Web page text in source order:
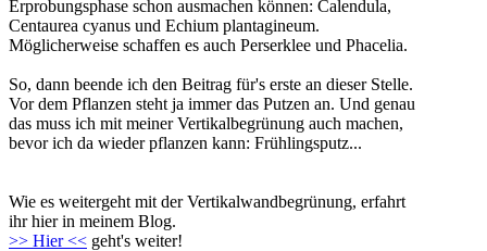
Erprobungsphase schon ausmachen können: Calendula,
Centaurea cyanus und Echium plantagineum.
Möglicherweise schaffen es auch Perserklee und Phacelia.
So, dann beende ich den Beitrag für's erste an dieser Stelle.
Vor dem Pflanzen steht ja immer das Putzen an. Und genau
das muss ich mit meiner Vertikalbegrünung auch machen,
bevor ich da wieder pflanzen kann: Frühlingsputz...
Wie es weitergeht mit der Vertikalwandbegrünung, erfahrt
ihr hier in meinem Blog.
>> Hier << geht's weiter!